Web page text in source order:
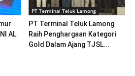
AL
PT Terminal Teluk Lamong
PT Terminal Teluk Lamong
Raih Penghargaan Kategori
Gold Dalam Ajang TJSL...